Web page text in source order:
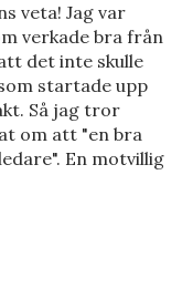
veta! Jag var
verkade bra från
det inte skulle
startade upp
Så jag tror
om att "en bra
En motvillig